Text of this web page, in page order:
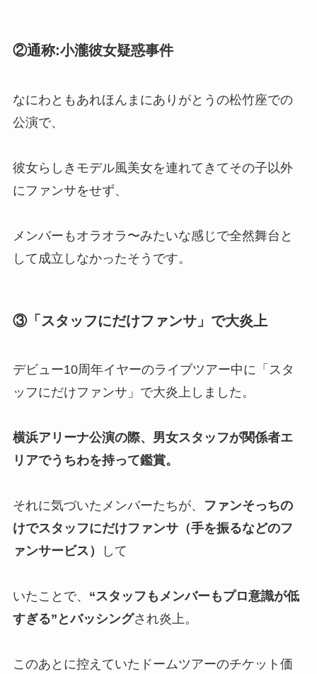
る？聖地やジャニランド・ジャニ
ーズグッズが買える場所調査
②通称:小瀧彼女疑惑事件
なにわともあれほんまにありがとうの松竹座での
公演で、
彼女らしきモデル風美女を連れてきてその子以外
にファンサをせず、
メンバーもオラオラ〜みたいな感じで全然舞台と
して成立しなかったそうです。
③「スタッフにだけファンサ」で大炎上
デビュー10周年イヤーのライブツアー中に「スタ
ッフにだけファンサ」で大炎上しました。
横浜アリーナ公演の際、男女スタッフが関係者エ
リアでうちわを持って鑑賞。
それに気づいたメンバーたちが、
ファンそっちの
けでスタッフにだけファンサ（手を振るなどのフ
ァンサービス）
して
いたことで、 “スタッフもメンバーもプロ意識が低
すぎる”とバッシングされ炎上。
このあとに控えていたドームツアーのチケット価